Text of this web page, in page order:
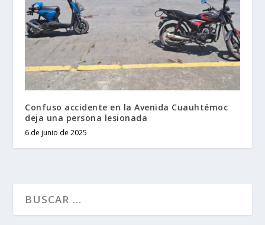
Confuso accidente en la Avenida Cuauhtémoc
deja una persona lesionada
6 de junio de 2025